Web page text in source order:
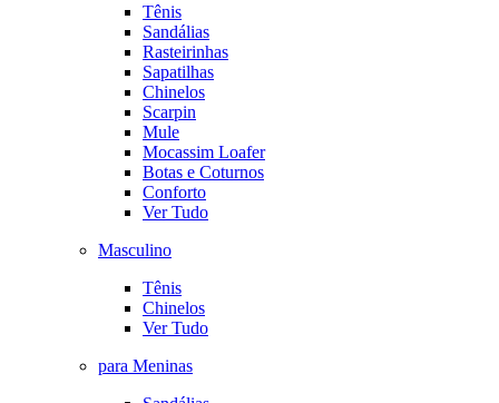
Tênis
Sandálias
Rasteirinhas
Sapatilhas
Chinelos
Scarpin
Mule
Mocassim Loafer
Botas e Coturnos
Conforto
Ver Tudo
Masculino
Tênis
Chinelos
Ver Tudo
para Meninas